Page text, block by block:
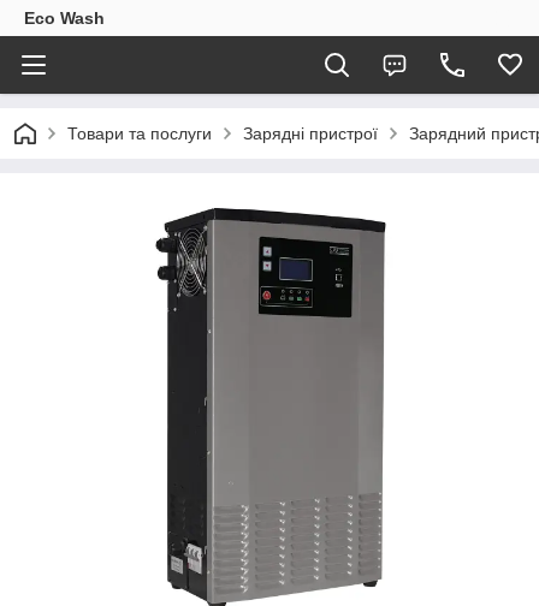
Eco Wash
Товари та послуги Зарядні пристрої Зарядний